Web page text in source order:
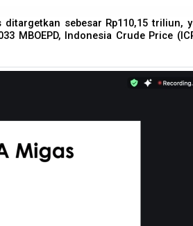
ditargetkan sebesar Rp110,15 triliun,
MBOEPD, Indonesia Crude Price